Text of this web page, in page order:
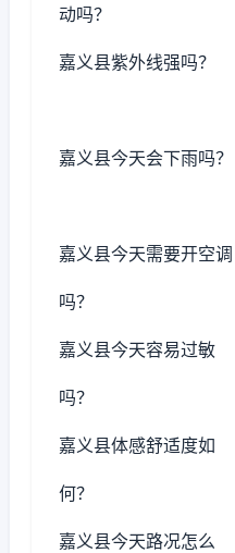
动吗？
嘉义县紫外线强吗？
嘉义县今天会下雨吗？
嘉义县今天需要开空调
吗？
嘉义县今天容易过敏
吗？
嘉义县体感舒适度如
何？
嘉义县今天路况怎么